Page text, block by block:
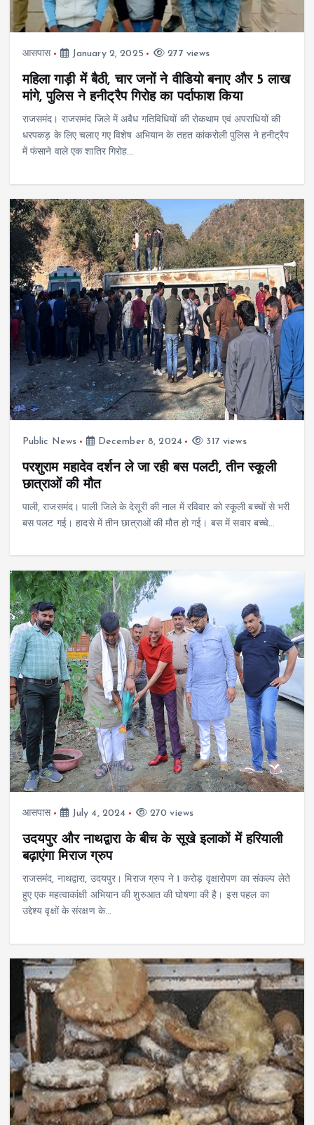
आसपास January 2, 2025 277 views
महिला गाड़ी में बैठी, चार जनों ने वीडियो बनाए और 5 लाख
मांगे, पुलिस ने हनीट्रैप गिरोह का पर्दाफाश किया
राजसमंद। राजसमंद जिले में अवैध गतिविधियों की रोकथाम एवं अपराधियों की
धरपकड़ के लिए चलाए गए विशेष अभियान के तहत कांकरोली पुलिस ने हनीट्रैप
में फंसाने वाले एक शातिर गिरोह…
Public News December 8, 2024 317 views
परशुराम महादेव दर्शन ले जा रही बस पलटी, तीन स्कूली
छात्राओं की मौत
पाली, राजसमंद। पाली जिले के देसूरी की नाल में रविवार को स्कूली बच्चों से भरी
बस पलट गई। हादसे में तीन छात्राओं की मौत हो गई। बस में सवार बच्चे…
आसपास July 4, 2024 270 views
उदयपुर और नाथद्वारा के बीच के सूखे इलाकों में हरियाली
बढ़ाएंगा मिराज ग्रुप
राजसमंद, नाथद्वारा, उदयपुर। मिराज ग्रुप ने 1 करोड़ वृक्षारोपण का संकल्प लेते
हुए एक महत्वाकांक्षी अभियान की शुरुआत की घोषणा की है। इस पहल का
उद्देश्य वृक्षों के संरक्षण के…